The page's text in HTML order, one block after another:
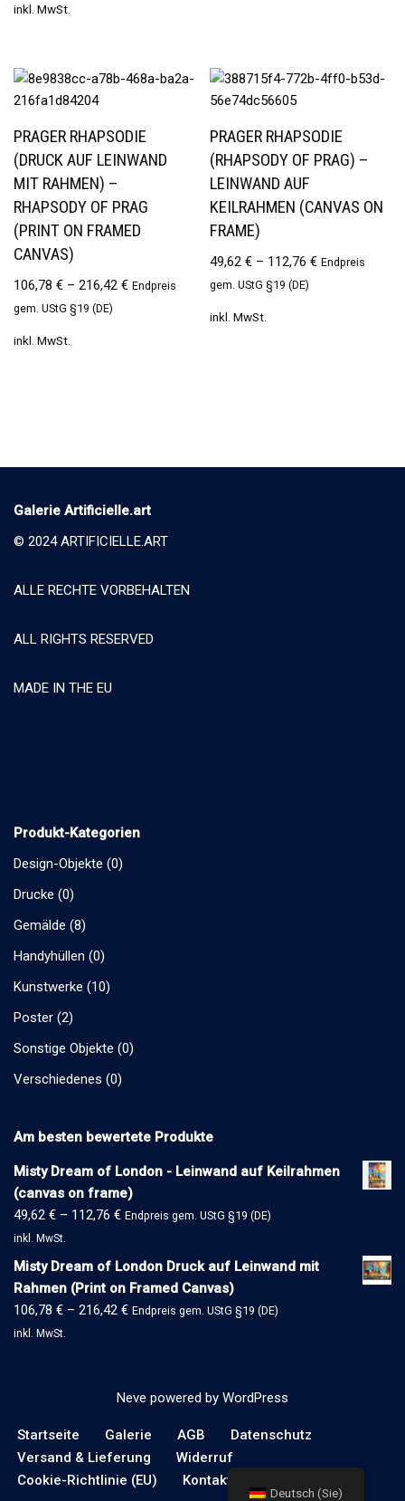
inkl. MwSt.
PRAGER RHAPSODIE
(DRUCK AUF LEINWAND
MIT RAHMEN) –
RHAPSODY OF PRAG
(PRINT ON FRAMED
CANVAS)
106,78 € – 216,42 € Endpreis
gem. UStG §19 (DE)
inkl. MwSt.
PRAGER RHAPSODIE
(RHAPSODY OF PRAG) –
LEINWAND AUF
KEILRAHMEN (CANVAS ON
FRAME)
49,62€ – 112,76€ Endpreis
gem. UStG §19 (DE)
inkl. MwSt.
Galerie Artificielle.art
© 2024 ARTIFICIELLE.ART
ALLE RECHTE VORBEHALTEN
ALL RIGHTS RESERVED
MADE IN THE EU
Produkt-Kategorien
Design-Objekte (0)
Drucke (0)
Gemälde (8)
Handyhüllen (0)
Kunstwerke (10)
Poster (2)
Sonstige Objekte (0)
Verschiedenes (0)
Am besten bewertete Produkte
Misty Dream of London - Leinwand auf Keilrahmen
(canvas on frame)
49,62 € – 112,76 € Endpreis gem. UStG §19 (DE)
inkl. MwSt.
Misty Dream of London Druck auf Leinwand mit
Rahmen (Print on Framed Canvas)
106,78 € – 216,42 € Endpreis gem. UStG §19 (DE)
inkl. MwSt.
Neve powered by WordPress
Startseite Galerie AGB
Datenschutz
Versand & Lieferung
Widerruf
Cookie-Richtlinie (EU)
Kontakt
Deutsch (Sie)